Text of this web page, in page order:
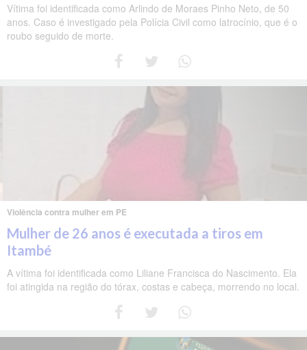
Vítima foi identificada como Arlindo de Moraes Pinho Neto, de 50
anos. Caso é investigado pela Polícia Civil como latrocínio, que é o
roubo seguido de morte.
Violência contra mulher em PE
Mulher de 26 anos é executada a tiros em
Itambé
A vítima foi identificada como Liliane Francisca do Nascimento. Ela
foi atingida na região do tórax, costas e cabeça, morrendo no local.